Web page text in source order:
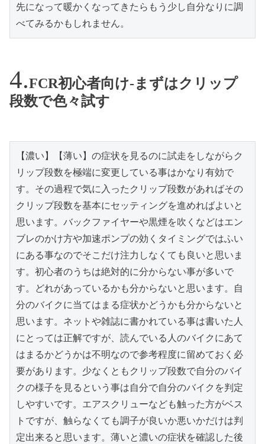
先になって暖かくなってきたらもう少し自分なりに調
べてみるかもしれません。
FCR初心者向け-まずはクリップ
段数で色々試す
【濃い】【薄い】の症状を見るのに試走をしながらク
リップ段数を極端に変更している事はかなり有効で
す。その過程で気に入ったクリップ段数があればその
クリップ段数を基本にセッティングを進めればよいと
思います。バックファイヤーや黒煙を吹くなどはエン
ブレのかけ方や加速ポンプの効くタイミングではふい
にある事なのでそこだけ注力しなくても良いと思いま
す。初心者のうちは絶対的に分からない事が多いで
す。どれがあっているかも分からないと思います。自
分のバイクに当てはまる症状かどうかも分からないと
思います。ネットや雑誌に書かれている事は書いた人
にとっては正解ですが、読んでいる人のバイクにあて
はまるかどうかは不明なので参考程度に留めておく必
要があります。少なくともクリップ段数で自分のバイ
クの様子を見るという事は自分で自分のバイクを判定
しやすいです。エアスクリューなども触った方がベス
トですが、触らなくても調子が良いか悪いかだけは判
定出来ると思います。薄いと濃いの症状を確認した後